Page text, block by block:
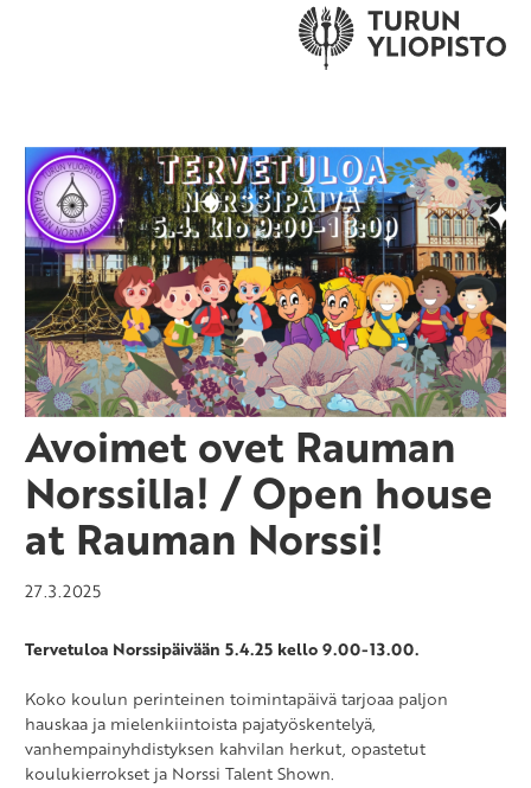
Avoimet ovet Rauman
Norssilla! / Open house
at Rauman Norssi!
27.3.2025
Tervetuloa Norssipäivään 5.4.25 kello 9.00-13.00.
Koko koulun perinteinen toimintapäivä tarjoaa paljon
hauskaa ja mielenkiintoista pajatyöskentelyä,
vanhempainyhdistyksen kahvilan herkut, opastetut
koulukierrokset ja Norssi Talent Shown.